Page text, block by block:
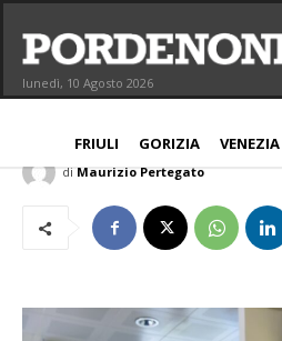
lunedì, 10 Agosto 2026
FRIULI GORIZIA VENEZIA
Poste italiane, dal
potenziati orari 13
NORD EST
di Maurizio Pertegato